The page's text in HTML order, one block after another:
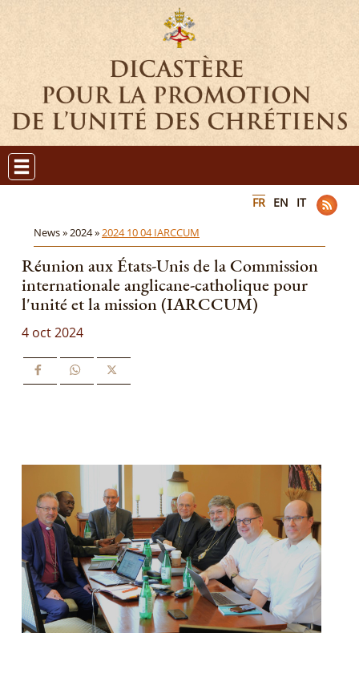
FR EN IT
News »2024 »2024 10 04 IARCCUM
Réunion aux États-Unis de la Commission
internationale anglicane-catholique pour
l'unité et la mission (IARCCUM)
4 oct 2024